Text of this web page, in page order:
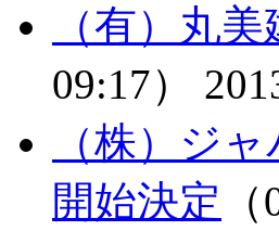
（有）丸
09:17）
（株）ジ
開始決定